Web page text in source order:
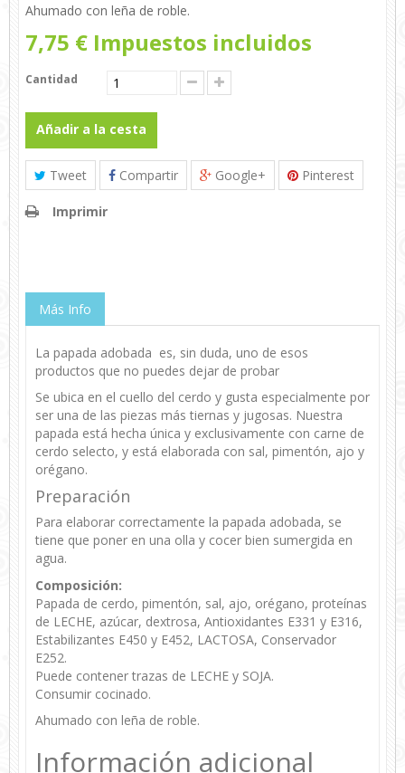
Ahumado con leña de roble.
7,75 € Impuestos incluidos
Cantidad
Añadir a la cesta
Tweet Compartir Google+ Pinterest
Imprimir
Más Info
La papada adobada es, sin duda, uno de esos
productos que no puedes dejar de probar
Se ubica en el cuello del cerdo y gusta especialmente por
ser una de las piezas más tiernas y jugosas. Nuestra
papada está hecha única y exclusivamente con carne de
cerdo selecto, y está elaborada con sal, pimentón, ajo y
orégano.
Preparación
Para elaborar correctamente la papada adobada, se
tiene que poner en una olla y cocer bien sumergida en
agua.
Composición:
Papada de cerdo, pimentón, sal, ajo, orégano, proteínas
de LECHE, azúcar, dextrosa, Antioxidantes E331 y E316,
Estabilizantes E450 y E452, LACTOSA, Conservador
E252.
Puede contener trazas de LECHE y SOJA.
Consumir cocinado.
Ahumado con leña de roble.
Información adicional